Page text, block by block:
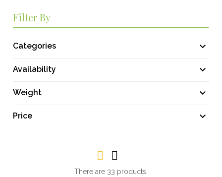
Filter By
Categories 
Availability 
Weight 
Price 
There are 33 products.